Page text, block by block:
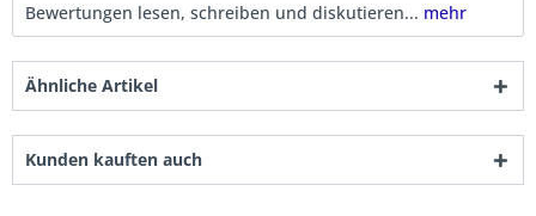
Bewertungen lesen, schreiben und diskutieren... mehr
Ähnliche Artikel
Kunden kauften auch